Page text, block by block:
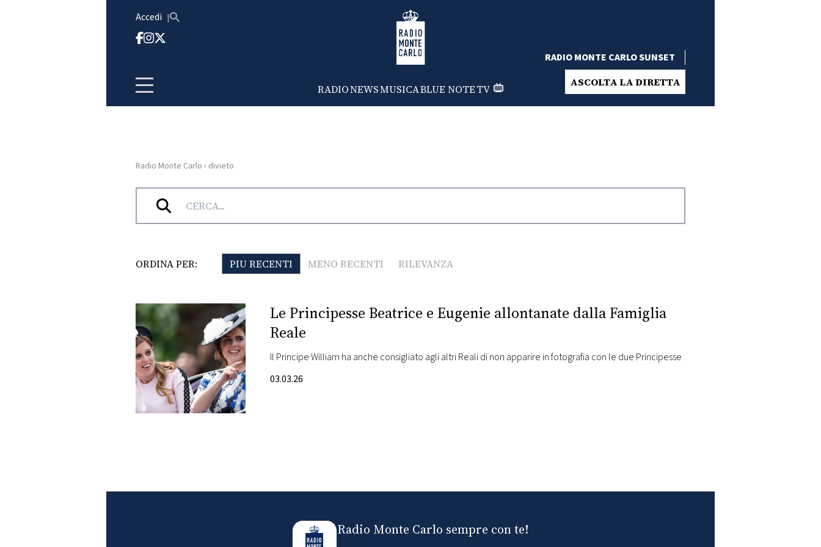
Accedi Radio Monte Carlo
RADIONEWSMUSICABLUE NOTETV
RADIO MONTE CARLO SUNSET
ASCOLTA LA DIRETTA
HOME
RADIO
NEWS
FOTO
CONCORSI
Radio Monte Carlo › divieto
Tag:divieto
ORDINA PER: PIU RECENTI MENO RECENTI RILEVANZA
Le Principesse Beatrice e Eugenie allontanate dalla Famiglia
Reale
Il Principe William ha anche consigliato agli altri Reali di non apparire in fotografia con le due Principesse
03.03.26
Radio Monte Carlo sempre con te!